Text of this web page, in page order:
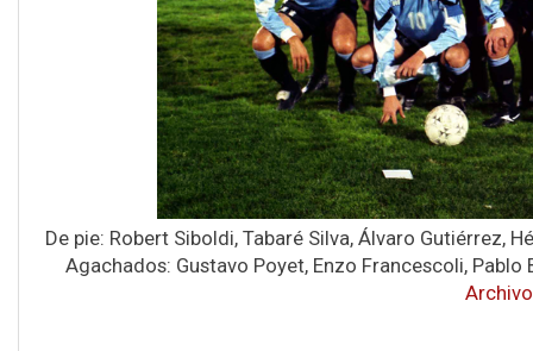
De pie: Robert Siboldi, Tabaré Silva, Álvaro Gutiérrez,
Agachados: Gustavo Poyet, Enzo Francescoli,